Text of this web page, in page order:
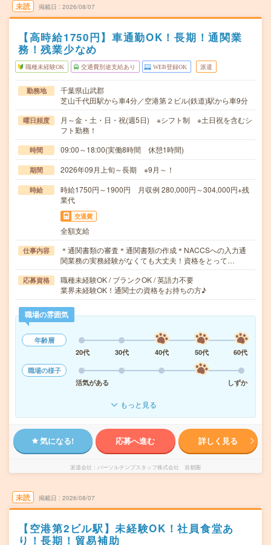
未読 掲載日 2026/08/07
【高時給1750円】車通勤OK！長期！通関業
務！残業少なめ
職種未経験OK 交通費別途支給あり WEB登録OK 派遣
勤務地
千葉県山武郡
芝山千代田駅から車4分／空港第２ビル(鉄道)駅から車9分
曜日頻度
月～金・土・日・祝(週5日) ※シフト制 ※土日祝を含むシ
フト勤務！
時間 09:00～18:00(実働8時間 休憩1時間)
期間 2026年09月上旬～長期 ※9月～！
時給
時給1750円～1900円 月収例 280,000円～304,000円+残
業代
交通費
全額支給
仕事内容
＊通関書類の審査＊通関書類の作成＊NACCSへの入力通
関業務の実務経験がなくても大丈夫！資格をとって…
応募資格
職種未経験OK / ブランクOK / 英語力不要
業界未経験OK！通関士の資格をお持ちの方♪
職場の雰囲気
年齢層
20代
30代 40代 50代
60代
職場の様子
活気がある
しずか
もっと見る
気になる! 応募へ進む 詳しく見る
派遣会社 パーソルテンプスタッフ株式会社 首都圏
未読 掲載日 2026/08/07
【空港第2ビル駅】未経験OK！社員食堂あ
り！長期！貿易補助